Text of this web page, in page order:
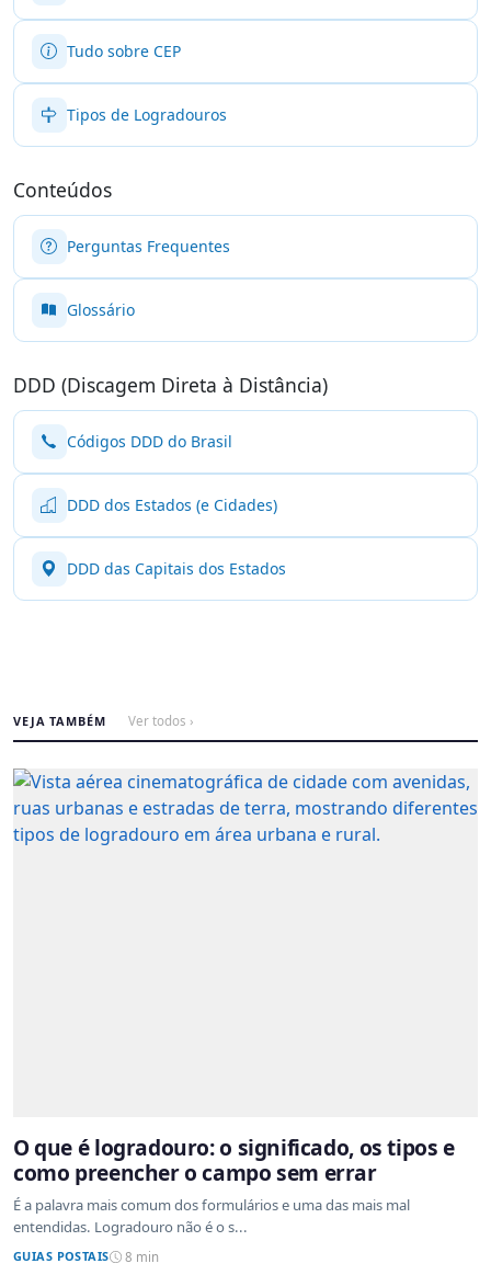
Tudo sobre CEP
Tipos de Logradouros
Conteúdos
Perguntas Frequentes
Glossário
DDD (Discagem Direta à Distância)
Códigos DDD do Brasil
DDD dos Estados (e Cidades)
DDD das Capitais dos Estados
VEJA TAMBÉM Ver todos ›
O que é logradouro: o significado, os tipos e
como preencher o campo sem errar
É a palavra mais comum dos formulários e uma das mais mal
entendidas. Logradouro não é o s...
GUIAS POSTAIS 8 min